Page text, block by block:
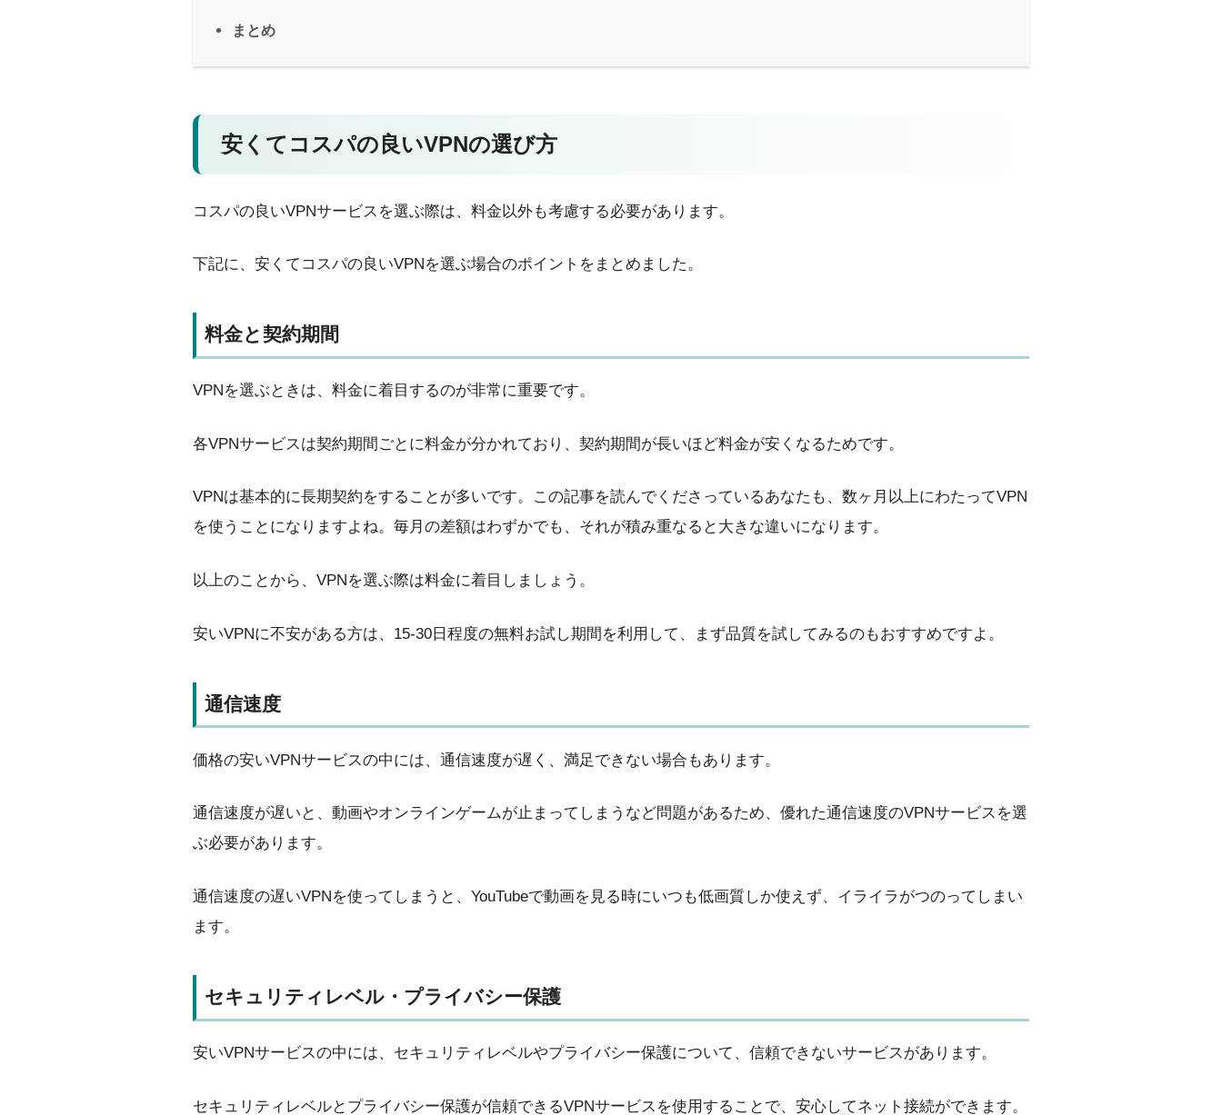
まとめ
安くてコスパの良いVPNの選び方
コスパの良いVPNサービスを選ぶ際は、料金以外も考慮する必要があります。
下記に、安くてコスパの良いVPNを選ぶ場合のポイントをまとめました。
料金と契約期間
VPNを選ぶときは、料金に着目するのが非常に重要です。
各VPNサービスは契約期間ごとに料金が分かれており、契約期間が長いほど料金が安くなるためです。
VPNは基本的に長期契約をすることが多いです。この記事を読んでくださっているあなたも、数ヶ月以上にわたってVPN
を使うことになりますよね。毎月の差額はわずかでも、それが積み重なると大きな違いになります。
以上のことから、VPNを選ぶ際は料金に着目しましょう。
安いVPNに不安がある方は、15-30日程度の無料お試し期間を利用して、まず品質を試してみるのもおすすめですよ。
通信速度
価格の安いVPNサービスの中には、通信速度が遅く、満足できない場合もあります。
通信速度が遅いと、動画やオンラインゲームが止まってしまうなど問題があるため、優れた通信速度のVPNサービスを選
ぶ必要があります。
通信速度の遅いVPNを使ってしまうと、YouTubeで動画を見る時にいつも低画質しか使えず、イライラがつのってしまい
ます。
セキュリティレベル・プライバシー保護
安いVPNサービスの中には、セキュリティレベルやプライバシー保護について、信頼できないサービスがあります。
セキュリティレベルとプライバシー保護が信頼できるVPNサービスを使用することで、安心してネット接続ができます。